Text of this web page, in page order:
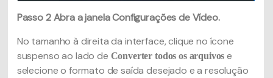
Passo 2Abra a janela Configurações de Vídeo.
No tamanho à direita da interface, clique no ícone
suspenso ao lado de Converter todos os arquivos e
selecione o formato de saída desejado e a resolução